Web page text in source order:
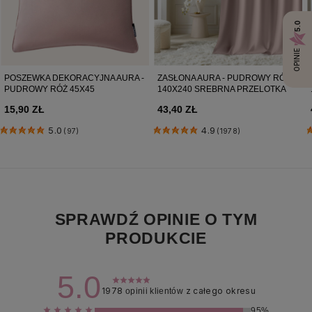
SPRAWDŹ OPINIE O TYM
PRODUKCIE
5.0 1978 opinii klientów z całego okresu
POSZEWKA DEKORACYJNA AURA -
PUDROWY RÓŻ 45X45
15,90 ZŁ
5.0 (97)
ZASŁONA AURA - PUDROWY RÓŻ
140X240 SREBRNA PRZELOTKA
43,40 ZŁ
4.9 (1978)
OPINIE
5.0